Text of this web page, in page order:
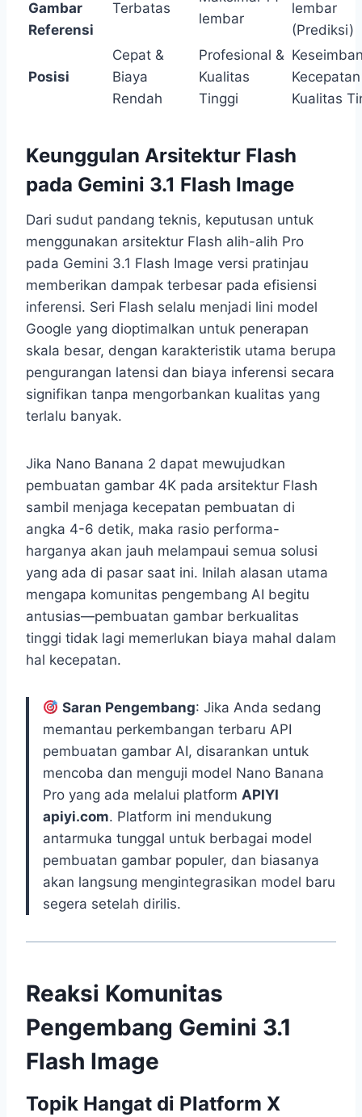
Gambar
Referensi
Terbatas
lembar
lembar
(Prediksi)
Posisi
Cepat &
Biaya
Rendah
Profesional &
Kualitas
Tinggi
Kualitas
Keunggulan Arsitektur Flash
pada Gemini 3.1 Flash Image
Dari sudut pandang teknis, keputusan untuk
menggunakan arsitektur Flash alih-alih Pro
pada Gemini 3.1 Flash Image versi pratinjau
memberikan dampak terbesar pada efisiensi
inferensi. Seri Flash selalu menjadi lini model
Google yang dioptimalkan untuk penerapan
skala besar, dengan karakteristik utama berupa
pengurangan latensi dan biaya inferensi secara
signifikan tanpa mengorbankan kualitas yang
terlalu banyak.
Jika Nano Banana 2 dapat mewujudkan
pembuatan gambar 4K pada arsitektur Flash
sambil menjaga kecepatan pembuatan di
angka 4-6 detik, maka rasio performa-
harganya akan jauh melampaui semua solusi
yang ada di pasar saat ini. Inilah alasan utama
mengapa komunitas pengembang AI begitu
antusias—pembuatan gambar berkualitas
tinggi tidak lagi memerlukan biaya mahal dalam
hal kecepatan.
Saran Pengembang: Jika Anda sedang
memantau perkembangan terbaru API
pembuatan gambar AI, disarankan untuk
mencoba dan menguji model Nano Banana
Pro yang ada melalui platform APIYI
apiyi.com. Platform ini mendukung
antarmuka tunggal untuk berbagai model
pembuatan gambar populer, dan biasanya
akan langsung mengintegrasikan model baru
segera setelah dirilis.
Reaksi Komunitas
Pengembang Gemini 3.1
Flash Image
Topik Hangat di Platform X